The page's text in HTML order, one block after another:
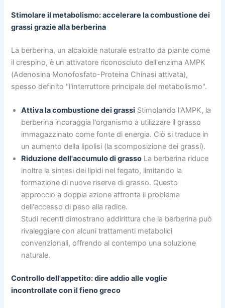
Stimolare il metabolismo: accelerare la combustione dei
grassi grazie alla berberina
La berberina, un alcaloide naturale estratto da piante come
il crespino, è un attivatore riconosciuto dell'enzima AMPK
(Adenosina Monofosfato-Proteina Chinasi attivata),
spesso definito "l'interruttore principale del metabolismo".
Attiva la combustione dei grassi Stimolando l'AMPK, la
berberina incoraggia l'organismo a utilizzare il grasso
immagazzinato come fonte di energia. Ciò si traduce in
un aumento della lipolisi (la scomposizione dei grassi).
Riduzione dell'accumulo di grasso La berberina riduce
inoltre la sintesi dei lipidi nel fegato, limitando la
formazione di nuove riserve di grasso. Questo
approccio a doppia azione affronta il problema
dell'eccesso di peso alla radice.
Studi recenti dimostrano addirittura che la berberina può
rivaleggiare con alcuni trattamenti metabolici
convenzionali, offrendo al contempo una soluzione
naturale.
Controllo dell'appetito: dire addio alle voglie
incontrollate con il fieno greco